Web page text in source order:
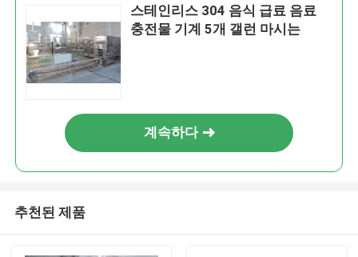
스테인리스 304 음식 급료 음료
충전물 기계 5개 갤런 마시는
계속하다
추천된 제품